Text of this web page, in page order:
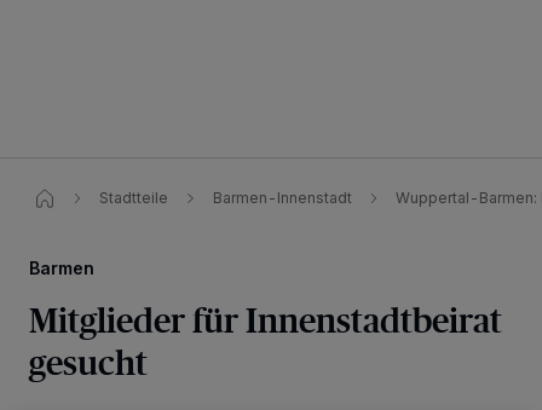
Stadtteile Barmen-Innenstadt Wuppertal-
Barmen
Mitglieder für Innenstadtbeirat
gesucht